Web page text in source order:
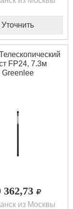
Уточнить
FP24, 7.3м
Greenlee
362,73
из Москвы